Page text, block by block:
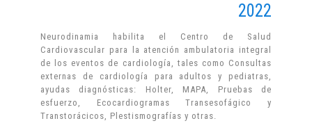
2022
Neurodinamia habilita el Centro de Salud
Cardiovascular para la atención ambulatoria integral
de los eventos de cardiología, tales como Consultas
externas de cardiología para adultos y pediatras,
ayudas diagnósticas: Holter, MAPA, Pruebas de
esfuerzo, Ecocardiogramas Transesofágico y
Transtorácicos, Plestismografías y otras.